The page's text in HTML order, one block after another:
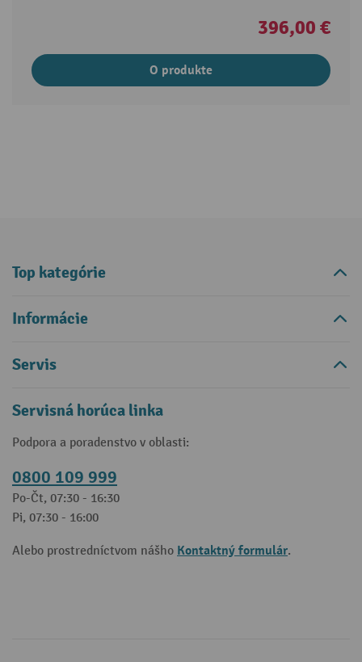
396,00 €
O produkte
Top kategórie
Informácie
Servis
Servisná horúca linka
Podpora a poradenstvo v oblasti:
0800 109 999
Po-Čt, 07:30 - 16:30
Pi, 07:30 - 16:00
Alebo prostredníctvom nášho Kontaktný formulár.